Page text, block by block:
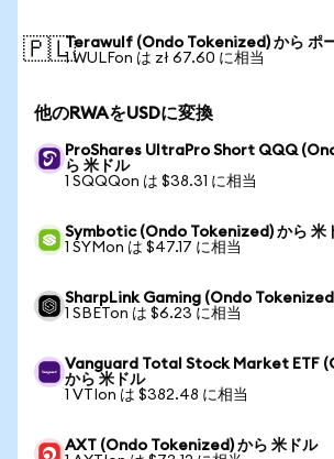
🇵🇱Terawulf (Ondo Tokenized) から ポ
1 WULFon は zł 67.60 に相当
他のRWAをUSDに変換
ProShares UltraPro Short QQQ
ら 米ドル
1 SQQQon は $38.31 に相当
Symbotic (Ondo Tokenized) から 米
1 SYMon は $47.17 に相当
SharpLink Gaming (Ondo
1 SBETon は $6.23 に相当
Vanguard Total Stock Market ETF
から 米ドル
1 VTIon は $382.48 に相当
AXT (Ondo Tokenized) から 米ドル